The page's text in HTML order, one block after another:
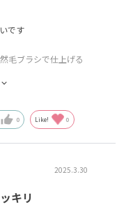
です
毛ブラシで仕上げる
0 Like! 0
2025.3.30
キリ